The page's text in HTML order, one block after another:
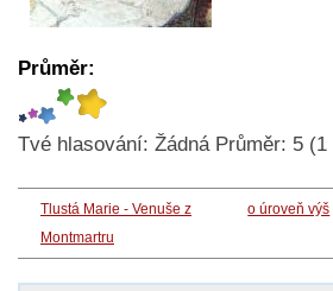
Průměr:
Tvé hlasování: Žádná Průměr: 5 (1
Tlustá Marie - Venuše z
Montmartru
o úroveň výš